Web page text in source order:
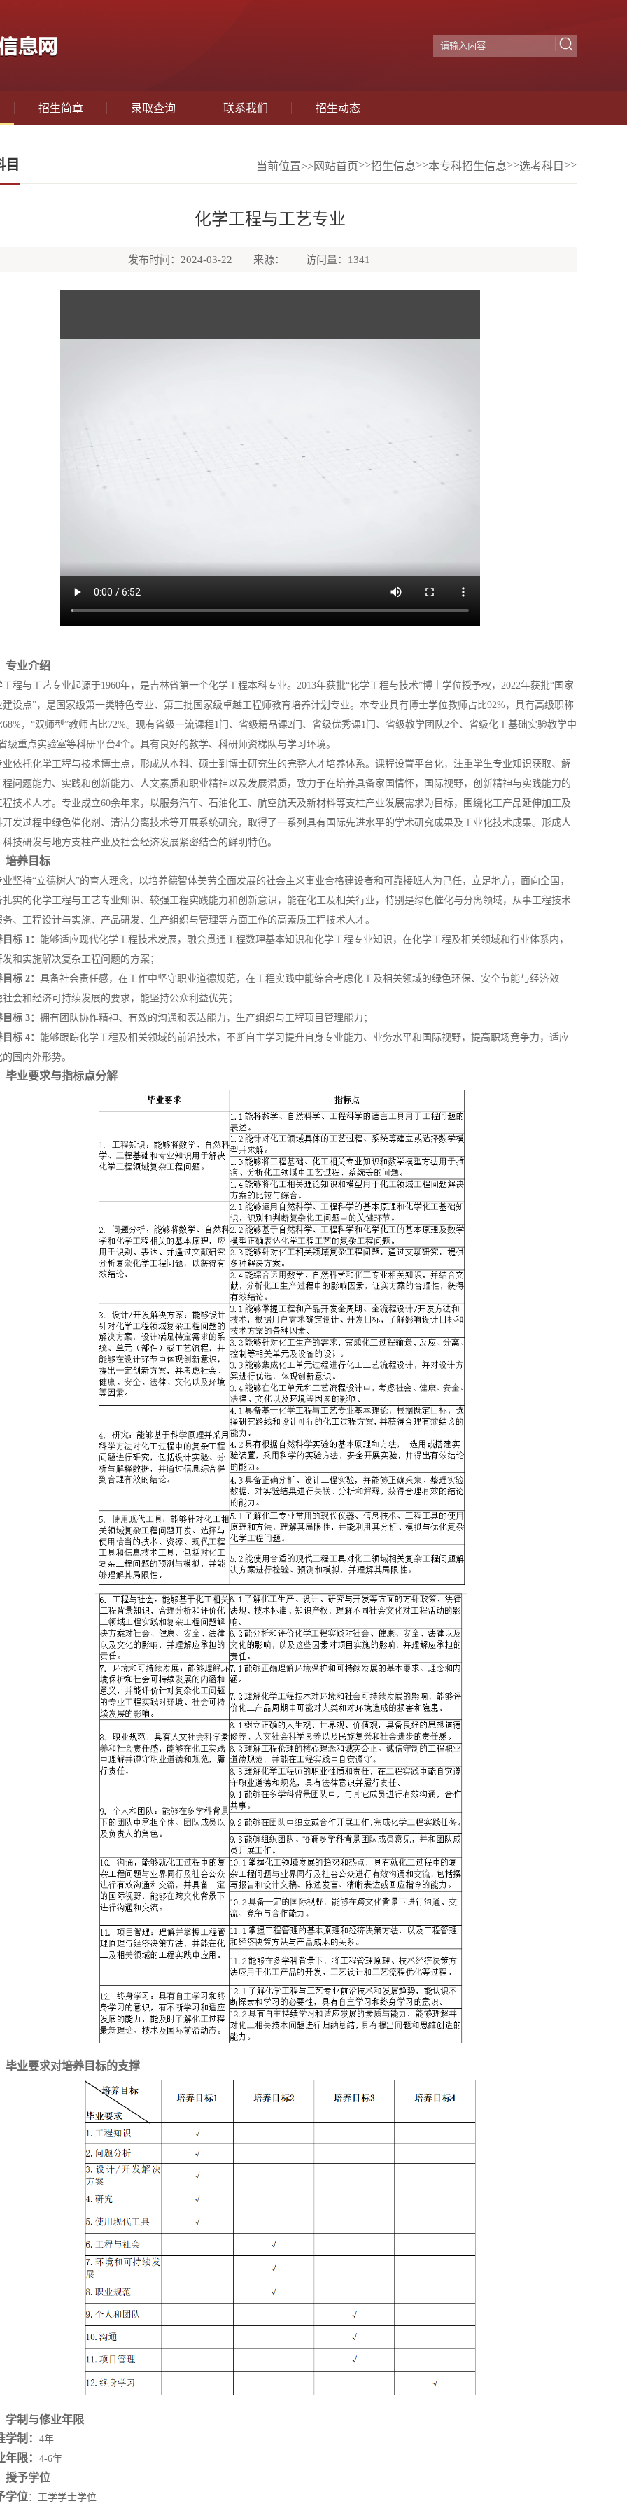
招生简章 录取查询 联系我们 招生动态
目 当前位置>> 网站首页>>招生信息>>本专科招生信息>>选考科目 >>
化学工程与工艺专业
发布时间：2024-03-22 来源： 访问量： 1341
专业介绍
工程与工艺专业起源于1960年，是吉林省第一个化学工程本科专业。2013年获批“化学工程与技术”博士学位授予权，2022年获批“国家
建设点”，是国家级第一类特色专业、第三批国家级卓越工程师教育培养计划专业。本专业具有博士学位教师占比92%，具有高级职称
，“双师型”教师占比72%。现有省级一流课程1门、省级精品课2门、省级优秀课1门、省级教学团队2个、省级化工基础实验教学中
级重点实验室等科研平台4个。具有良好的教学、科研师资梯队与学习环境。
业依托化学工程与技术博士点，形成从本科、硕士到博士研究生的完整人才培养体系。课程设置平台化，注重学生专业知识获取、解
程问题能力、实践和创新能力、人文素质和职业精神以及发展潜质，致力于在培养具备家国情怀，国际视野，创新精神与实践能力的
程技术人才。专业成立60余年来，以服务汽车、石油化工、航空航天及新材料等支柱产业发展需求为目标，围绕化工产品延伸加工及
开发过程中绿色催化剂、清洁分离技术等开展系统研究，取得了一系列具有国际先进水平的学术研究成果及工业化技术成果。形成人
技研发与地方支柱产业及社会经济发展紧密结合的鲜明特色。
培养目标
业坚持“立德树人”的育人理念，以培养德智体美劳全面发展的社会主义事业合格建设者和可靠接班人为己任，立足地方，面向全国，
扎实的化学工程与工艺专业知识、较强工程实践能力和创新意识，能在化工及相关行业，特别是绿色催化与分离领域，从事工程技术
、工程设计与实施、产品研发、生产组织与管理等方面工作的高素质工程技术人才。
目标 1： 能够适应现代化学工程技术发展，融会贯通工程数理基本知识和化学工程专业知识，在化学工程及相关领域和行业体系内，
和实施解决复杂工程问题的方案；
目标 2： 具备社会责任感，在工作中坚守职业道德规范，在工程实践中能综合考虑化工及相关领域的绿色环保、安全节能与经济效
会和经济可持续发展的要求，能坚持公众利益优先；
目标 3： 拥有团队协作精神、有效的沟通和表达能力，生产组织与工程项目管理能力；
目标 4： 能够跟踪化学工程及相关领域的前沿技术，不断自主学习提升自身专业能力、业务水平和国际视野，提高职场竞争力，适应
国内外形势。
毕业要求与指标点分解
毕业要求对培养目标的支撑
学制与修业年限
学制： 4年
年限： 4-6年
授予学位
学位： 工学学士学位